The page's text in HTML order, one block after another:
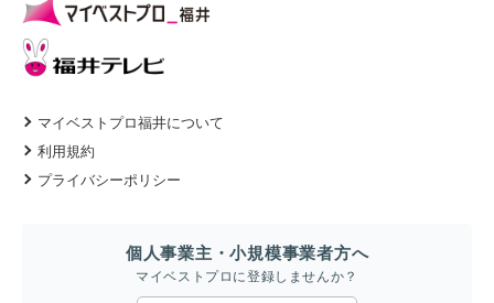
マイベストプロ福井について
利用規約
プライバシーポリシー
個人事業主・小規模事業者方へ
マイベストプロに登録しませんか？